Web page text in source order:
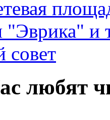
и
совет
любят